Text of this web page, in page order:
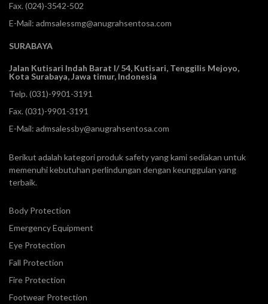
Fax. (024)-3542-502
E-Mail: admsalessmg@anugrahsentosa.com
SURABAYA
Jalan Kutisari Indah Barat I/ 54, Kutisari, Tenggilis Mejoyo,
Kota Surabaya, Jawa timur, Indonesia
Telp. (031)-9901-3191
Fax. (031)-9901-3191
E-Mail: admsalessby@anugrahsentosa.com
Berikut adalah kategori produk safety yang kami sediakan untuk
memenuhi kebutuhan perlindungan dengan keunggulan yang
terbaik.
Body Protection
Emergency Equipment
Eye Protection
Fall Protection
Fire Protection
Footwear Protection